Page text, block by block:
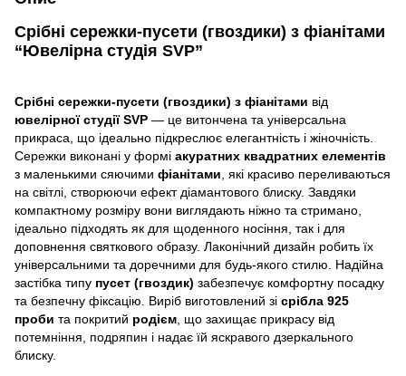
Срібні сережки-пусети (гвоздики) з фіанітами
“Ювелірна студія SVP”
Срібні сережки-пусети (гвоздики) з фіанітами від
ювелірної студії SVP — це витончена та універсальна
прикраса, що ідеально підкреслює елегантність і жіночність.
Сережки виконані у формі акуратних квадратних елементів
з маленькими сяючими фіанітами, які красиво переливаються
на світлі, створюючи ефект діамантового блиску. Завдяки
компактному розміру вони виглядають ніжно та стримано,
ідеально підходять як для щоденного носіння, так і для
доповнення святкового образу. Лаконічний дизайн робить їх
універсальними та доречними для будь-якого стилю. Надійна
застібка типу пусет (гвоздик) забезпечує комфортну посадку
та безпечну фіксацію. Виріб виготовлений зі срібла 925
проби та покритий родієм, що захищає прикрасу від
потемніння, подряпин і надає їй яскравого дзеркального
блиску.